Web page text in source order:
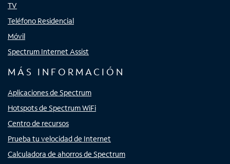
TV
Teléfono Residencial
Móvil
Spectrum Internet Assist
MÁS INFORMACIÓN
Aplicaciones de Spectrum
Hotspots de Spectrum WiFi
Centro de recursos
Prueba tu velocidad de Internet
Calculadora de ahorros de Spectrum